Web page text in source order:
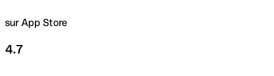
sur App Store
4.7